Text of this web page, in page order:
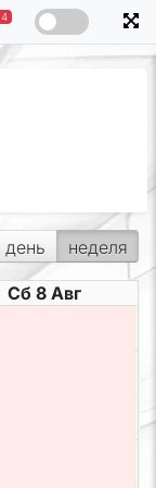
4
день неделя
Сб 8 Авг